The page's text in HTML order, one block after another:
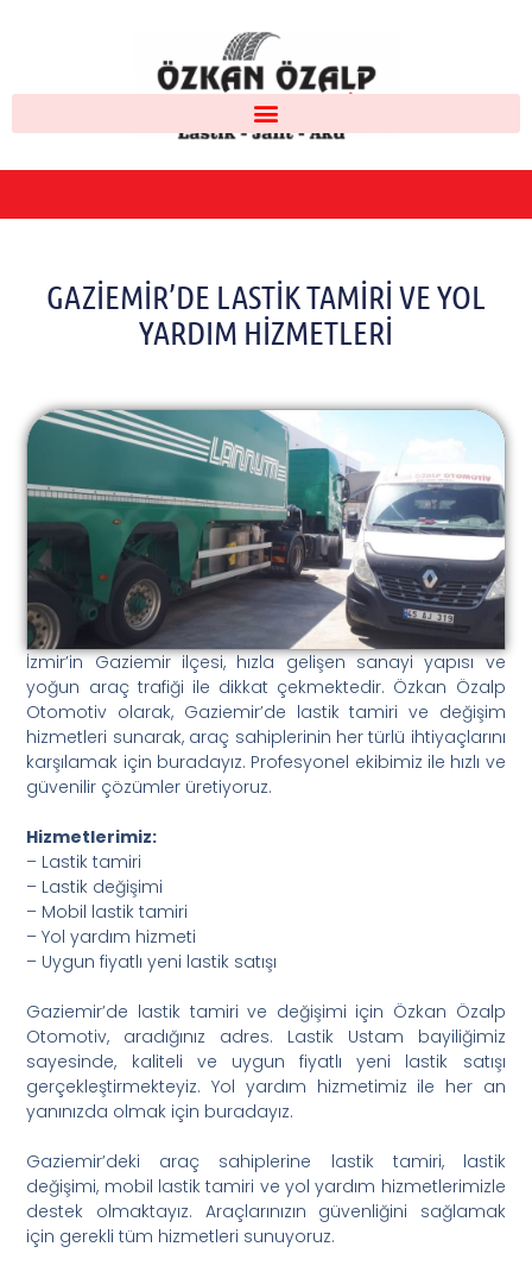
GAZIEMIR’DE LASTIK TAMIRI VE YOL
YARDIM HIZMETLERI
İzmir’in Gaziemir ilçesi, hızla gelişen sanayi yapısı ve
yoğun araç trafiği ile dikkat çekmektedir. Özkan Özalp
Otomotiv olarak, Gaziemir’de lastik tamiri ve değişim
hizmetleri sunarak, araç sahiplerinin her türlü ihtiyaçlarını
karşılamak için buradayız. Profesyonel ekibimiz ile hızlı ve
güvenilir çözümler üretiyoruz.
Hizmetlerimiz:
– Lastik tamiri
– Lastik değişimi
– Mobil lastik tamiri
– Yol yardım hizmeti
– Uygun fiyatlı yeni lastik satışı
Gaziemir’de lastik tamiri ve değişimi için Özkan Özalp
Otomotiv, aradığınız adres. Lastik Ustam bayiliğimiz
sayesinde, kaliteli ve uygun fiyatlı yeni lastik satışı
gerçekleştirmekteyiz. Yol yardım hizmetimiz ile her an
yanınızda olmak için buradayız.
Gaziemir’deki araç sahiplerine lastik tamiri, lastik
değişimi, mobil lastik tamiri ve yol yardım hizmetlerimizle
destek olmaktayız. Araçlarınızın güvenliğini sağlamak
için gerekli tüm hizmetleri sunuyoruz.